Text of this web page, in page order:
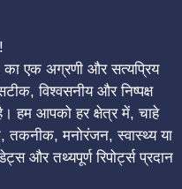
एक अग्रणी और सत्यप्रिय
विश्वसनीय और निष्पक्ष
हम आपको हर क्षेत्र में, चाहे
तकनीक, मनोरंजन, स्वास्थ्य या
और तथ्यपूर्ण रिपोर्ट्स प्रदान